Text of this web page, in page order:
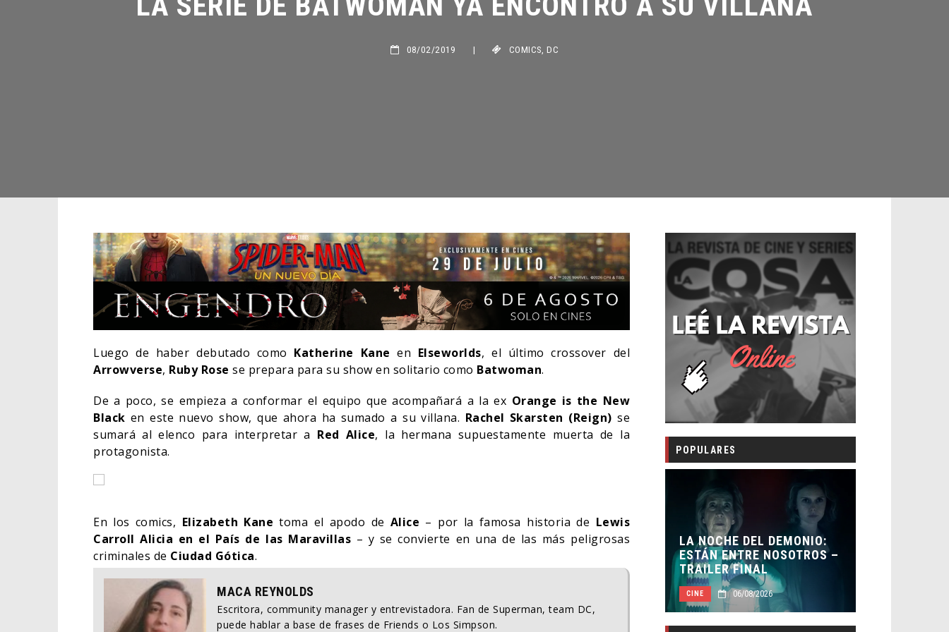
Luego de haber debutado como Katherine Kane en Elseworlds, el último crossover del
Arrowverse, Ruby Rose se prepara para su show en solitario como Batwoman.
De a poco, se empieza a conformar el equipo que acompañará a la ex Orange is the New
Black en este nuevo show, que ahora ha sumado a su villana. Rachel Skarsten (Reign)se
sumará al elenco para interpretar a Red Alice, la hermana supuestamente muerta de la
protagonista.
En los comics, Elizabeth Kane toma el apodo de Alice – por la famosa historia de Lewis
Carroll Alicia en el País de las Maravillas – y se convierte en una de las más peligrosas
criminales de Ciudad Gótica.
MACA REYNOLDS
Escritora, community manager y entrevistadora. Fan de Superman, team DC,
puede hablar a base de frases de Friends o Los Simpson.
POPULARES
¿PODRÍA COLLEEN WING
BORN AGAIN?
COMICS
DESTIN DANIEL CRETTON
DE WONDER MAN
LA NOCHE DEL DEMONIO:
ESTÁN ENTRE NOSOTROS –
TRAILER FINAL
CINE 06/08/2026